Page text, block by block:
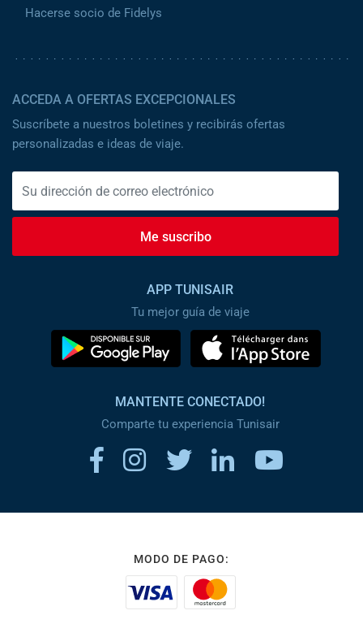
Hacerse socio de Fidelys
ACCEDA A OFERTAS EXCEPCIONALES
Suscríbete a nuestros boletines y recibirás ofertas
personalizadas e ideas de viaje.
Me suscribo
APP TUNISAIR
Tu mejor guía de viaje
MANTENTE CONECTADO!
Comparte tu experiencia Tunisair
MODO DE PAGO: